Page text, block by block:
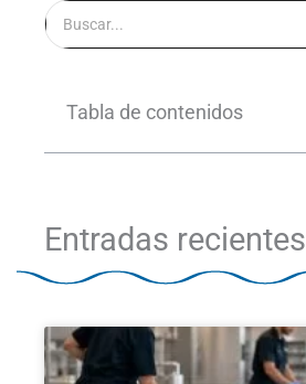
Buscar
Tabla de contenidos
Entradas recientes